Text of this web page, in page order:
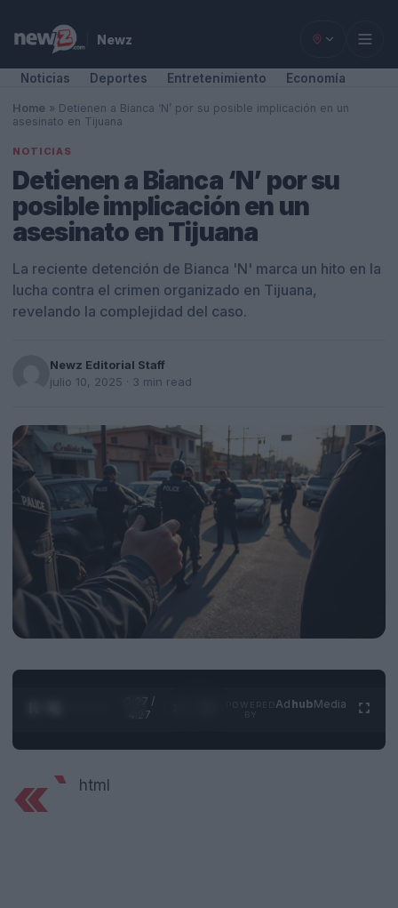
Newz
Noticias Deportes Entretenimiento Economía
Home » Detienen a Bianca ‘N’ por su posible implicación en un
asesinato en Tijuana
NOTICIAS
Detienen a Bianca ‘N’ por su
posible implicación en un
asesinato en Tijuana
La reciente detención de Bianca 'N' marca un hito en la
lucha contra el crimen organizado en Tijuana,
revelando la complejidad del caso.
Newz Editorial Staff
julio 10, 2025 · 3 min read
0:28 /
4:27
Ad hubMedia
«` html